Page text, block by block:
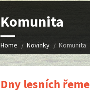
Komunita
Home Novinky Komunita
Dny lesních